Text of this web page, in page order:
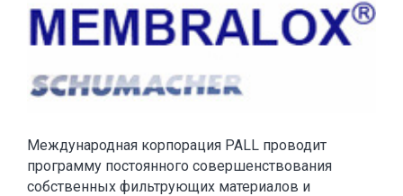
Международная корпорация PALL проводит
программу постоянного совершенствования
собственных фильтрующих материалов и